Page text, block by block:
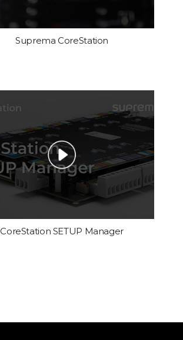
Suprema CoreStation
CoreStation SETUP Manager